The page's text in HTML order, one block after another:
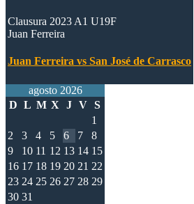
Clausura 2023 A1 U19F
Juan Ferreira
Juan Ferreira vs San José de Carrasco
agosto 2026
D L M X J V S
1
2
3 4 5 6 7
8
9
10 11 12 13 14 15
16 17 18 19 20 21 22
23 24 25 26 27 28 29
30 31